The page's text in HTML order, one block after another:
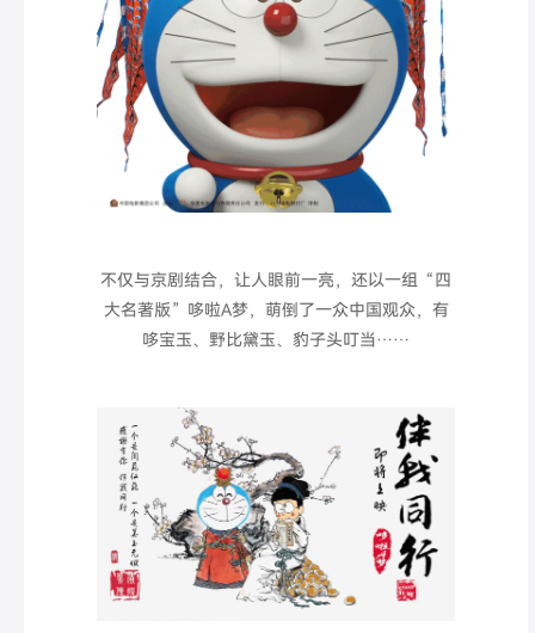
不仅与京剧结合，让人眼前一亮，还以一组“四
大名著版”哆啦A梦， 萌倒了一众中国观众，有
哆宝玉、野比黛玉、豹子头叮当……